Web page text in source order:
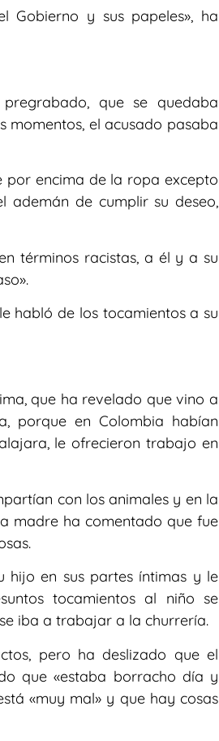
Gobierno y sus papeles», ha
que se quedaba
momentos, el acusado pasaba
por encima de la ropa excepto
ademán de cumplir su deseo,
términos racistas, a él y a su
habló de los tocamientos a su
que ha revelado que vino a
porque en Colombia habían
le ofrecieron trabajo en
con los animales y en la
madre ha comentado que fue
hijo en sus partes íntimas y le
tocamientos al niño se
iba a trabajar a la churrería.
pero ha deslizado que el
que «estaba borracho día y
«muy mal» y que hay cosas